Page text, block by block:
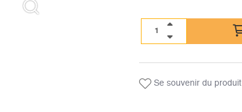
Se souvenir du produit